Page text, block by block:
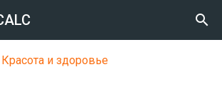

Красота и здоровье